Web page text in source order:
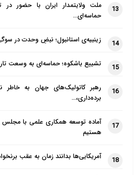
13
ملت ولایتمدار ایران با حضور در
حماسه‌ای…
14 زینبیه‌ی استانبول؛ نبضِ وحدت در
15 تشییع باشکوه؛ حماسه‌ای به وسعت
16
رهبر کاتولیک‌های جهان به
برده‌داری،…
17
آماده توسعه همکاری علمی با مجلس
هستیم
18 آمریکایی‌ها بدانند زمان به عقب